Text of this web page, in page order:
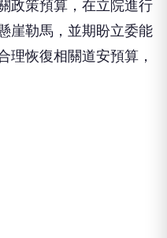
政策預算，在立院進行
崖勒馬，並期盼立委能
理恢復相關道安預算，